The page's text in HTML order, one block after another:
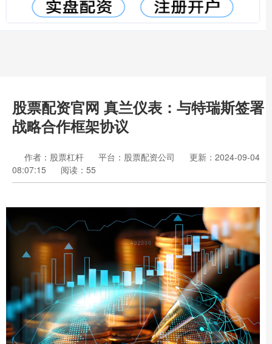
股票配资官网 真兰仪表：与特瑞斯签署
战略合作框架协议
作者：股票杠杆 平台：股票配资公司
更新：2024-09-04
08:07:15
阅读：55